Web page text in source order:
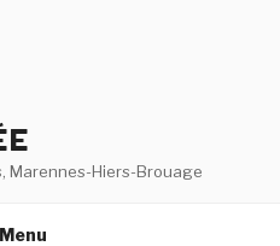
Marennes-Hiers-Brouage
Menu